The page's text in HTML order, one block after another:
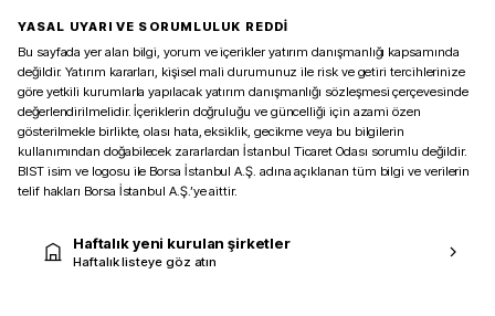
YASAL UYARI VE SORUMLULUK REDDİ
Bu sayfada yer alan bilgi, yorum ve içerikler yatırım danışmanlığı kapsamında
değildir. Yatırım kararları, kişisel mali durumunuz ile risk ve getiri tercihlerinize
göre yetkili kurumlarla yapılacak yatırım danışmanlığı sözleşmesi çerçevesinde
değerlendirilmelidir. İçeriklerin doğruluğu ve güncelliği için azami özen
gösterilmekle birlikte, olası hata, eksiklik, gecikme veya bu bilgilerin
kullanımından doğabilecek zararlardan İstanbul Ticaret Odası sorumlu değildir.
BIST isim ve logosu ile Borsa İstanbul A.Ş. adına açıklanan tüm bilgi ve verilerin
telif hakları Borsa İstanbul A.Ş.’ye aittir.
Haftalık yeni kurulan şirketler
Haftalık listeye göz atın